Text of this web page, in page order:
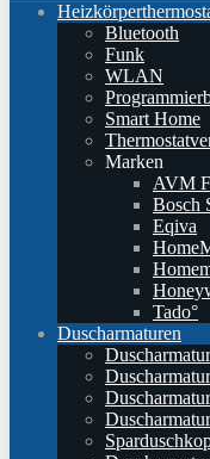
Bluetooth
Funk
WLAN
Smart Home
Marken
AVM
Bosch
Eqiva
Tado°
Duscharmaturen